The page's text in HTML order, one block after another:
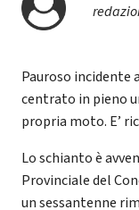
Pauroso incidente
centrato in pieno
propria moto. E’
Lo schianto è
Provinciale del
un sessantenne